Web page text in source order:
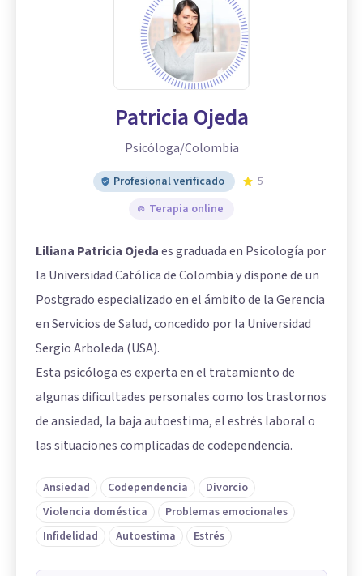
Patricia Ojeda
Psicóloga/Colombia
Profesional verificado
5
Terapia online
Liliana Patricia Ojedaes graduada en Psicología por
la Universidad Católica de Colombia y dispone de un
Postgrado especializado en el ámbito de la Gerencia
en Servicios de Salud, concedido por la Universidad
Sergio Arboleda (USA).
Esta psicóloga es experta en el tratamiento de
algunas dificultades personales como los trastornos
de ansiedad, la baja autoestima, el estrés laboral o
las situaciones complicadas de codependencia.
Ansiedad Codependencia
Divorcio
Violencia doméstica
Problemas emocionales
Infidelidad
Autoestima Estrés